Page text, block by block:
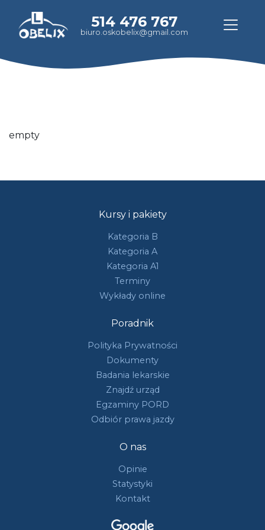
514 476 767
biuro.oskobelix@gmail.com
empty
Kursy i pakiety
Kategoria B
Kategoria A
Kategoria A1
Terminy
Wykłady online
Poradnik
Polityka Prywatności
Dokumenty
Badania lekarskie
Znajdź urząd
Egzaminy PORD
Odbiór prawa jazdy
O nas
Opinie
Statystyki
Kontakt